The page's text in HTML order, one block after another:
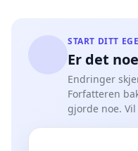
START DITT
Er det
Endringer
Forfatteren
gjorde noe.